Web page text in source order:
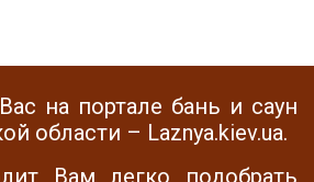
на портале бань и саун
области – Laznya.kiev.ua.
Вам легко подобрать